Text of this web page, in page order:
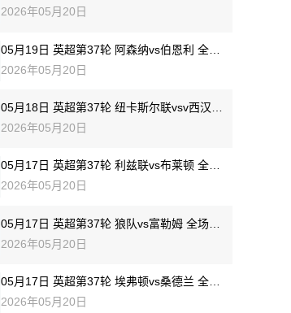
2026年05月20日
2026年05月20日
2026年05月20日
05月17日 英超第37轮 利兹联vs布莱顿 全场录像回放
2026年05月20日
2026年05月20日
2026年05月20日